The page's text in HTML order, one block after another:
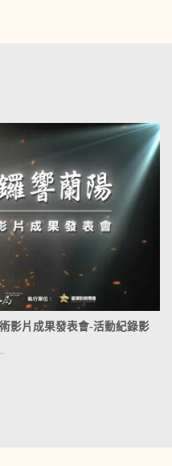
影片成果發表會-活動紀錄影